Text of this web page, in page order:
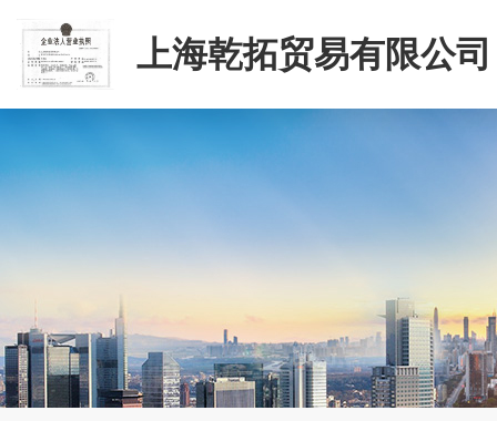
上海乾拓贸易有限公司